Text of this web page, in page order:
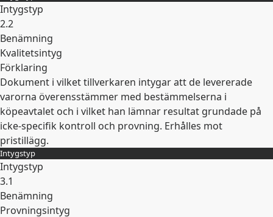
Intygstyp
2.2
Benämning
Kvalitetsintyg
Förklaring
Dokument i vilket tillverkaren intygar att de levererade
varorna överensstämmer med bestämmelserna i
köpeavtalet och i vilket han lämnar resultat grundade på
icke-specifik kontroll och provning. Erhålles mot
pristillägg.
Expandera
Intygstyp
Intygstyp
3.1
Benämning
Provningsintyg